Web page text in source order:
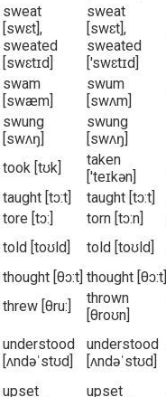
sweat
[swɛt],
sweated
[swɛtɪd]
sweat
[swɛt],
sweated
['swɛtɪd]
swam
[swæm]
swum
[swʌm]
swung
[swʌŋ]
swung
[swʌŋ]
took [tʊk]
taken
['teɪkən]
taught [tɔ:t] taught [tɔ:t]
tore [tɔ:] torn [tɔ:n]
told [toʊld] told [toʊld]
thought [θɔ:t] thought [θɔ:t]
threw [θru:]
thrown
[θroʊn]
understood
[ʌndəˈstʊd]
understood
[ʌndəˈstʊd]
upset
upset